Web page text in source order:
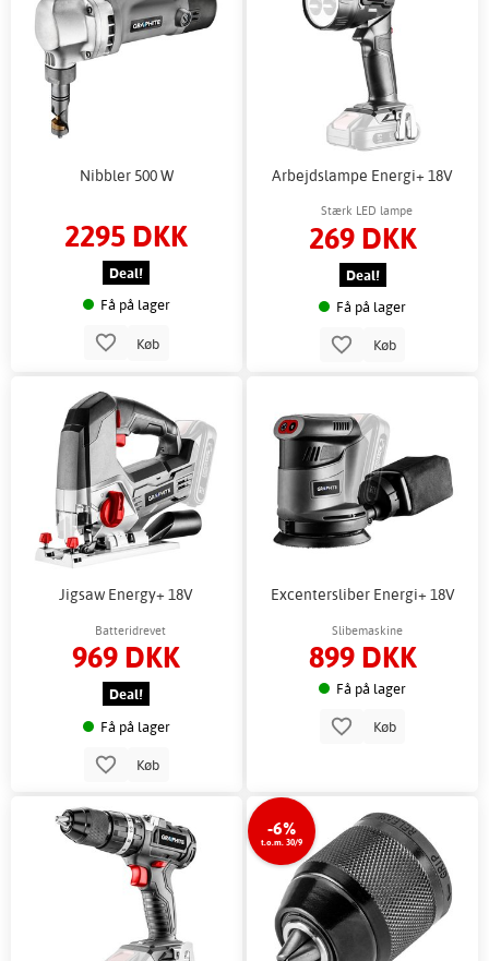
Nibbler 500 W
2295 DKK
Deal!
Få på lager
Køb
Arbejdslampe Energi+ 18V
Stærk LED lampe
269 DKK
Deal!
Få på lager
Køb
Jigsaw Energy+ 18V
Batteridrevet
969 DKK
Deal!
Få på lager
Køb
Excentersliber Energi+ 18V
Slibemaskine
899 DKK
Få på lager
Køb
-6%
t.o.m. 30/9